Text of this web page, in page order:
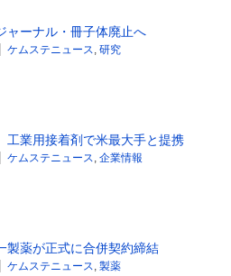
ャーナル・冊子体廃止へ
ケムステニュース, 研究
工業用接着剤で米最大手と提携
ケムステニュース, 企業情報
製薬が正式に合併契約締結
ケムステニュース, 製薬